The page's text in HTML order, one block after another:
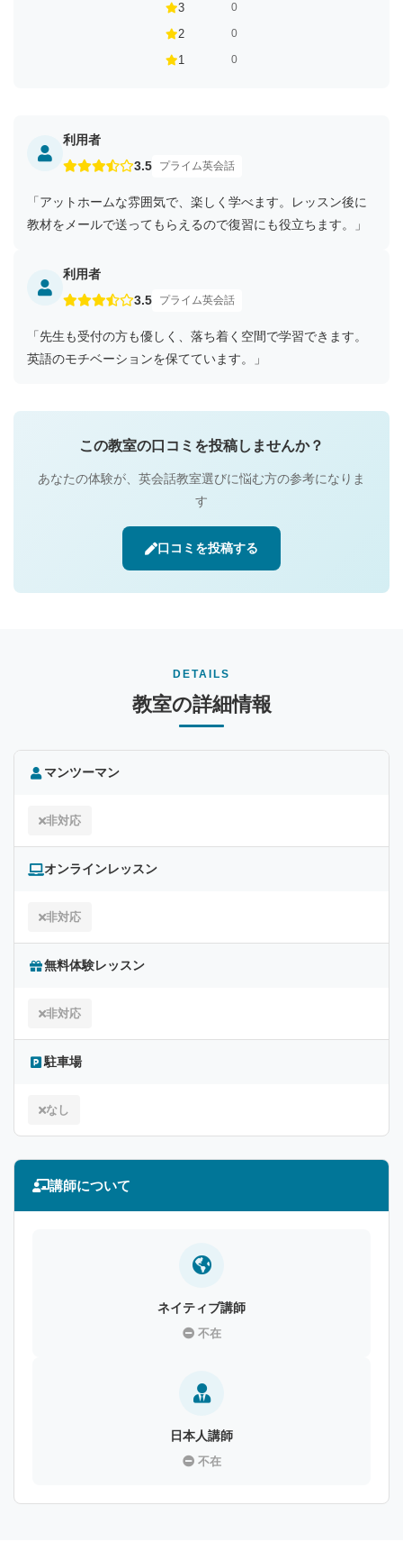
3 0
2 0
1 0
利用者
3.5
プライム英会話
「アットホームな雰囲気で、楽しく学べます。レッスン後に
教材をメールで送ってもらえるので復習にも役立ちます。」
利用者
3.5
プライム英会話
「先生も受付の方も優しく、落ち着く空間で学習できます。
英語のモチベーションを保てています。」
この教室の口コミを投稿しませんか？
あなたの体験が、英会話教室選びに悩む方の参考になりま
す
口コミを投稿する
DETAILS
教室の詳細情報
マンツーマン
非対応
オンラインレッスン
非対応
無料体験レッスン
非対応
駐車場
なし
講師について
ネイティブ講師
不在
日本人講師
不在